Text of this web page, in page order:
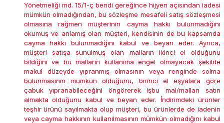
Yönetmeliği md. 15/1-ç bendi gereğince hijyen açısından iadesi
mümkün olmadığından, bu sözleşme mesafeli satış sözleşmesi
olmasına rağmen müşterinin cayma hakkı bulunmadığını
okumuş ve anlamış olan müşteri, kendisinin de bu kapsamda
cayma hakkı bulunmadığını kabul ve beyan eder. Ayrıca,
müşteri satışa sunulmuş olan malların ikinci el olduğunu
bildiğini ve bu malların kullanıma engel olmayacak şekilde
makul düzeyde yıpranmış olmasının veya renginde solma
bulunmasının mümkün olduğunu, birinci el eşyalara göre
çabuk yıpranabileceğini öngörerek işbu mal/malları satın
almakta olduğunu kabul ve beyan eder. İndirimdeki ürünler
teşhir ürünü sayılmakta olup müşteri, bu ürünlerde de iadenin
veya cayma hakkının kullanılmasının mümkün olmadığını kabul